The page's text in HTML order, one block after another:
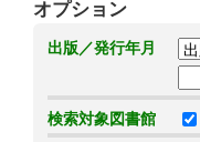
オプション
出版／発行年月
検索対象図書館